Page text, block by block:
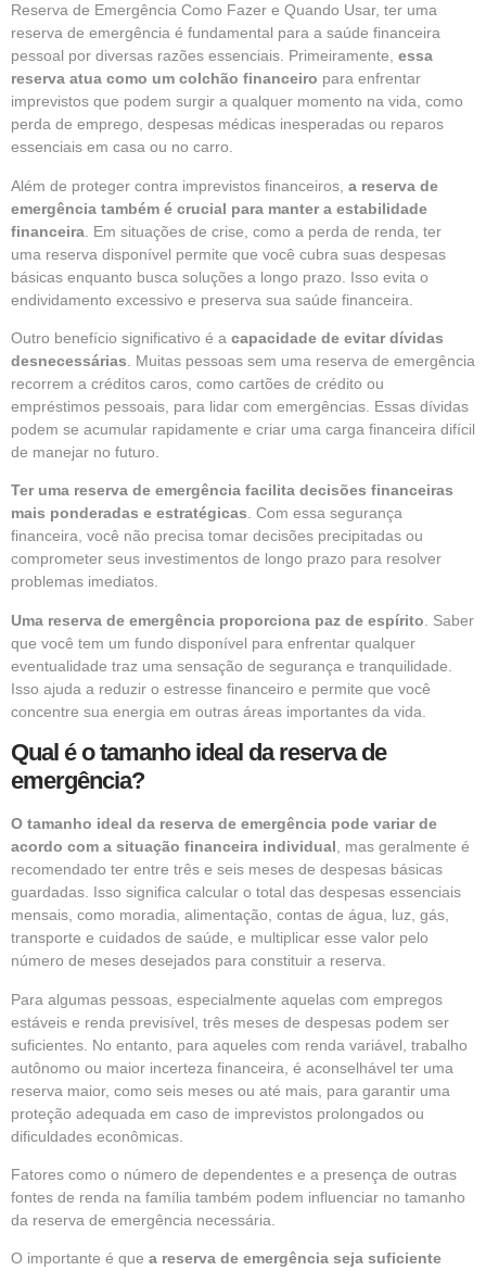
Reserva de Emergência Como Fazer e Quando Usar, ter uma
reserva de emergência é fundamental para a saúde financeira
pessoal por diversas razões essenciais. Primeiramente, essa
reserva atua como um colchão financeiro para enfrentar
imprevistos que podem surgir a qualquer momento na vida, como
perda de emprego, despesas médicas inesperadas ou reparos
essenciais em casa ou no carro.
Além de proteger contra imprevistos financeiros, a reserva de
emergência também é crucial para manter a estabilidade
financeira . Em situações de crise, como a perda de renda, ter
uma reserva disponível permite que você cubra suas despesas
básicas enquanto busca soluções a longo prazo. Isso evita o
endividamento excessivo e preserva sua saúde financeira.
Outro benefício significativo é a capacidade de evitar dívidas
desnecessárias . Muitas pessoas sem uma reserva de emergência
recorrem a créditos caros, como cartões de crédito ou
empréstimos pessoais, para lidar com emergências. Essas dívidas
podem se acumular rapidamente e criar uma carga financeira difícil
de manejar no futuro.
Ter uma reserva de emergência facilita decisões financeiras
mais ponderadas e estratégicas. Com essa segurança
financeira, você não precisa tomar decisões precipitadas ou
comprometer seus investimentos de longo prazo para resolver
problemas imediatos.
Uma reserva de emergência proporciona paz de espírito . Saber
que você tem um fundo disponível para enfrentar qualquer
eventualidade traz uma sensação de segurança e tranquilidade.
Isso ajuda a reduzir o estresse financeiro e permite que você
concentre sua energia em outras áreas importantes da vida.
Qual é o tamanho ideal da reserva de
emergência?
O tamanho ideal da reserva de emergência pode variar de
acordo com a situação financeira individual, mas geralmente é
recomendado ter entre três e seis meses de despesas básicas
guardadas. Isso significa calcular o total das despesas essenciais
mensais, como moradia, alimentação, contas de água, luz, gás,
transporte e cuidados de saúde, e multiplicar esse valor pelo
número de meses desejados para constituir a reserva.
Para algumas pessoas, especialmente aquelas com empregos
estáveis e renda previsível, três meses de despesas podem ser
suficientes. No entanto, para aqueles com renda variável, trabalho
autônomo ou maior incerteza financeira, é aconselhável ter uma
reserva maior, como seis meses ou até mais, para garantir uma
proteção adequada em caso de imprevistos prolongados ou
dificuldades econômicas.
Fatores como o número de dependentes e a presença de outras
fontes de renda na família também podem influenciar no tamanho
da reserva de emergência necessária.
O importante é que a reserva de emergência seja suficiente